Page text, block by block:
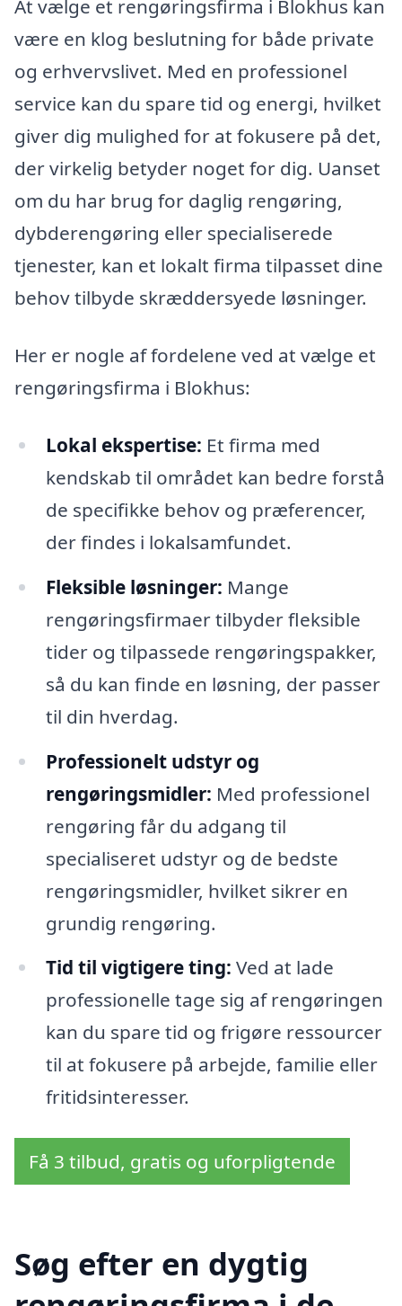
At vælge et rengøringsfirma i Blokhus kan
være en klog beslutning for både private
og erhvervslivet. Med en professionel
service kan du spare tid og energi, hvilket
giver dig mulighed for at fokusere på det,
der virkelig betyder noget for dig. Uanset
om du har brug for daglig rengøring,
dybderengøring eller specialiserede
tjenester, kan et lokalt firma tilpasset dine
behov tilbyde skræddersyede løsninger.
Her er nogle af fordelene ved at vælge et
rengøringsfirma i Blokhus:
Lokal ekspertise: Et firma med
kendskab til området kan bedre forstå
de specifikke behov og præferencer,
der findes i lokalsamfundet.
Fleksible løsninger: Mange
rengøringsfirmaer tilbyder fleksible
tider og tilpassede rengøringspakker,
så du kan finde en løsning, der passer
til din hverdag.
Professionelt udstyr og
rengøringsmidler: Med professionel
rengøring får du adgang til
specialiseret udstyr og de bedste
rengøringsmidler, hvilket sikrer en
grundig rengøring.
Tid til vigtigere ting: Ved at lade
professionelle tage sig af rengøringen
kan du spare tid og frigøre ressourcer
til at fokusere på arbejde, familie eller
fritidsinteresser.
Få 3 tilbud, gratis og uforpligtende
Søg efter en dygtig